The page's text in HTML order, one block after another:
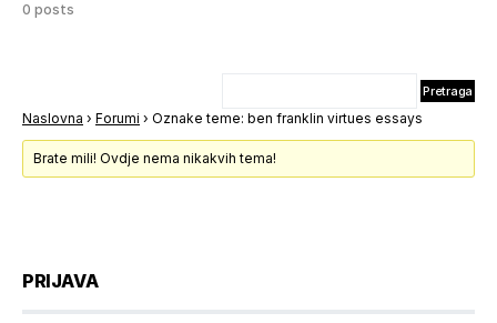
0 posts
Naslovna › Forumi › Oznake teme: ben franklin virtues essays
Brate mili! Ovdje nema nikakvih tema!
PRIJAVA